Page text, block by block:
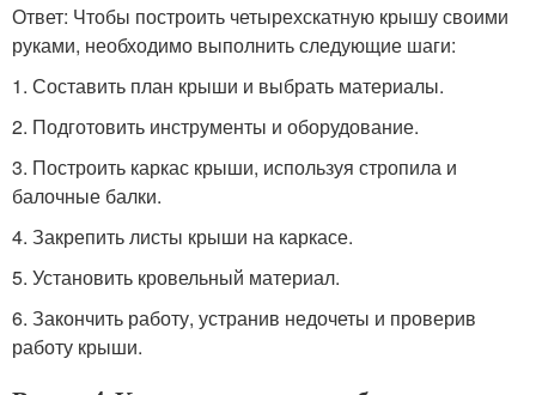
Ответ: Чтобы построить четырехскатную крышу своими
руками, необходимо выполнить следующие шаги:
1. Составить план крыши и выбрать материалы.
2. Подготовить инструменты и оборудование.
3. Построить каркас крыши, используя стропила и
балочные балки.
4. Закрепить листы крыши на каркасе.
5. Установить кровельный материал.
6. Закончить работу, устранив недочеты и проверив
работу крыши.